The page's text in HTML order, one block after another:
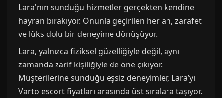
Lara'nın sunduğu hizmetler gerçekten kendine
hayran bırakıyor. Onunla geçirilen her an, zarafet
ve lüks dolu bir deneyime dönüşüyor.
Lara, yalnızca fiziksel güzelliğiyle değil, aynı
zamanda zarif kişiliğiyle de öne çıkıyor.
Müşterilerine sunduğu eşsiz deneyimler, Lara’yı
Varto escort fiyatları arasında üst sıralara taşıyor.